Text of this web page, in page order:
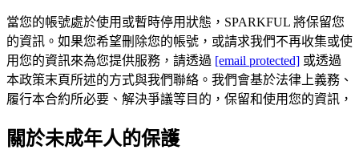
當您的帳號處於使用或暫時停用狀態，SPARKFUL 將保留您
的資訊。如果您希望刪除您的帳號，或請求我們不再收集或使
用您的資訊來為您提供服務，請透過 [email protected] 或透過
本政策末頁所述的方式與我們聯絡。我們會基於法律上義務、
履行本合約所必要、解決爭議等目的，保留和使用您的資訊，
關於未成年人的保護